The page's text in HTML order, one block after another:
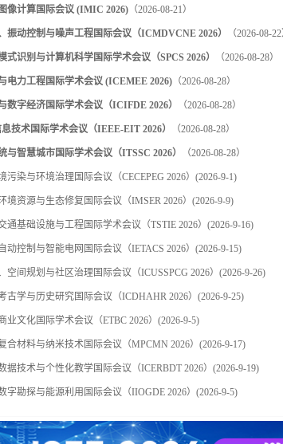
像计算国际会议 (IMIC 2026) （2026-08-21）
振动控制与噪声工程国际会议（ICMDVCNE 2026） （2026-08-22
式识别与计算机科学国际学术会议（SPCS 2026） （2026-08-28）
电力工程国际学术会议 (ICEMEE 2026) （2026-08-28）
数字经济国际学术会议（ICIFDE 2026） （2026-08-28）
技术国际学术会议（IEEE-EIT 2026） （2026-08-28）
与智慧城市国际学术会议（ITSSC 2026） （2026-08-28）
污染与环境治理国际会议（CECEPEG 2026） (2026-9-1)
境资源与生态修复国际会议（IMSER 2026） (2026-9-9)
通基础设施与工程国际学术会议（TSTIE 2026） (2026-9-16)
动控制与智能电网国际会议（IETACS 2026） (2026-9-15)
空间规划与社区治理国际会议（ICUSSPCG 2026） (2026-9-26)
古学与历史研究国际会议（ICDHAHR 2026） (2026-9-25)
业文化国际学术会议（ETBC 2026） (2026-9-5)
合材料与纳米技术国际会议（MPCMN 2026） (2026-9-17)
据技术与个性化教学国际会议（ICERBDT 2026） (2026-9-19)
字勘探与能源利用国际会议（IIOGDE 2026） (2026-9-5)